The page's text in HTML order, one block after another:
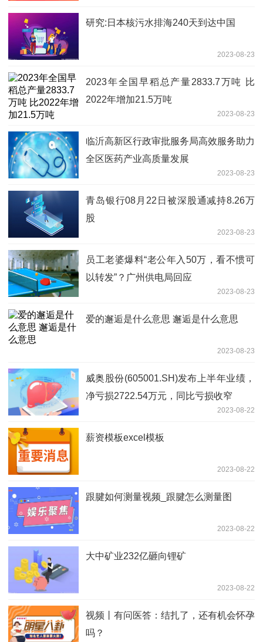
研究:日本核污水排海240天到达中国
2023-08-23
2023年全国早稻总产量2833.7万吨 比
2022年增加21.5万吨
2023-08-23
临沂高新区行政审批服务局高效服务助力
全区医药产业高质量发展
2023-08-23
青岛银行08月22日被深股通减持8.26万
股
2023-08-23
员工老婆爆料“老公年入50万，看不惯可
以转发”？广州供电局回应
2023-08-23
爱的邂逅是什么意思 邂逅是什么意思
2023-08-23
威奥股份(605001.SH)发布上半年业绩，
净亏损2722.54万元，同比亏损收窄
2023-08-22
薪资模板excel模板
2023-08-22
跟腱如何测量视频_跟腱怎么测量图
2023-08-22
大中矿业232亿砸向锂矿
2023-08-22
视频丨有问医答：结扎了，还有机会怀孕
吗？